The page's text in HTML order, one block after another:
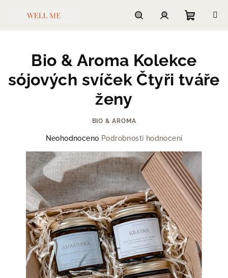
košík
Bio & Aroma Kolekce
sójových svíček Čtyři tváře
ženy
BIO & AROMA
produktu
hvězdiček.
Neohodnoceno Podrobnosti hodnocení